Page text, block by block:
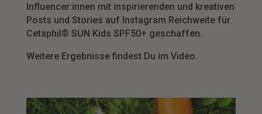
Influencer:innen mit inspirierenden und kreativen
Posts und Stories auf Instagram Reichweite für
Cetaphil® SUN Kids SPF50+ geschaffen.
Weitere Ergebnisse findest Du im Video.